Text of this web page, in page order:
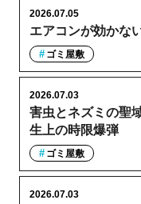
エアコンが効かな
2026.07.05
ゴミ屋敷
害虫とネズミの聖
生上の時限爆弾
2026.07.03
ゴミ屋敷
2026.07.03